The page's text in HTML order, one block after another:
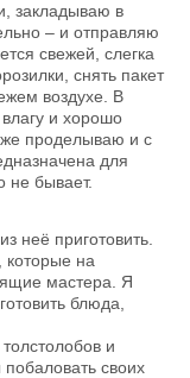
закладываю в
– и отправляю
свежей, слегка
снять пакет
воздухе. В
и хорошо
же проделываю и с
для
не бывает.
неё приготовить.
которые на
мастера. Я
блюда,
и
своих